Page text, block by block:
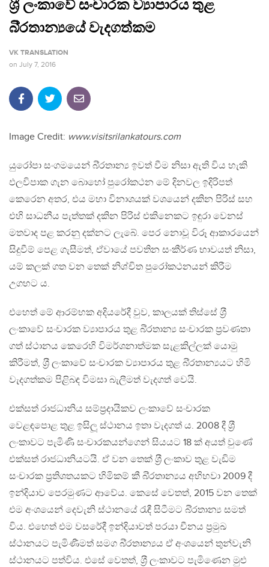
ශ‍්‍රී ලංකාවේ සංචාරක ව්‍යාපාරය තුළ
බි‍්‍රතාන්‍යයේ වැදගත්කම
VK TRANSLATION
on July 7, 2016
Image Credit: www.visitsrilankatours.com
යුරෝපා සංගමයෙන් බි‍්‍රතාන්‍ය ඉවත් වීම නිසා ඇති විය හැකි
ඵලවිපාක ගැන බොහෝ පුරෝකථන මේ දිනවල ඉදිරිපත්
කෙරෙන අතර, එය මහා විනාශයක් වශයෙන් දකින පිරිස් සහ
එහි සාධනීය පැත්තක් දකින පිරිස් එකිනෙකට ඉඳුරා වෙනස්
මතවාද පළ කරනු දක්නට ලැබේ. පෙර නොවූ විරූ ආකාරයෙන්
සිදුවීම් පෙළ ගැසීමත්, ඒවායේ පවතින සංකීර්ණ භාවයත් නිසා,
යම් කලක් ගත වන තෙක් නිශ්චිත පුරෝකථනයන් කිරීම
උගහට ය.
එහෙත් මේ ආරම්භක අදියරේදී වුව, කාලයක් තිස්සේ ශ‍්‍රී
ලංකාවේ සංචාරක ව්‍යාපාරය තුළ බි‍්‍රතාන්‍ය සංචාරක ප‍්‍රවණතා
ගත් ස්ථානය කෙරෙහි විමර්ශනාත්මක සැළකිල්ලක් යොමු
කිරීමත්, ශ‍්‍රී ලංකාවේ සංචාරක ව්‍යාපාරය තුළ බි‍්‍රතාන්‍යයට හිමි
වැදගත්කම පිළිබඳ විමසා බැලීමත් වැදගත් වෙයි.
එක්සත් රාජධානිය සම්ප‍්‍රදායිකව ලංකාවේ සංචාරක
වෙළඳපොළ තුළ ඉසිලූ ස්ථානය ඉතා වැදගත් ය. 2008 දී ශ‍්‍රී
ලංකාවට පැමිණි සංචාරකයන්ගෙන් සියයට 18 ක් අයත් වුණේ
එක්සත් රාජධානියටයි. ඒ වන තෙක් ශ‍්‍රී ලංකාව තුළ වැඩිම
සංචාරක ප‍්‍රතිශතයකට හිමිකම් කී බි‍්‍රතාන්‍යය අභිභවා 2009 දී
ඉන්දියාව පෙරමුණට ආවේය. කෙසේ වෙතත්, 2015 වන තෙක්
එම අංශයෙන් දෙවැනි ස්ථානයේ රැඳී සිටීමට බි‍්‍රතාන්‍ය සමත්
විය. එහෙත් එම වසරේදී ඉන්දියාවත් පරයා චීනය ප‍්‍රමුඛ
ස්ථානයට පැමිණීමත් සමග බි‍්‍රතාන්‍යය ඒ අංශයෙන් තුන්වැනි
ස්ථානයට පත්විය. එසේ වෙතත්, ශ‍්‍රී ලංකාවට පැමිණෙන මුළු